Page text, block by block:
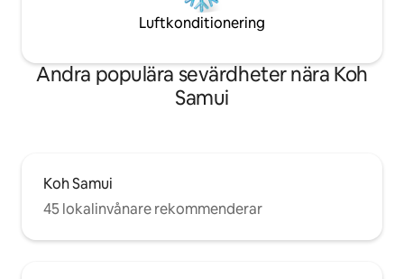
Luftkonditionering
Andra populära sevärdheter nära Koh
Samui
Koh Samui
45 lokalinvånare rekommenderar